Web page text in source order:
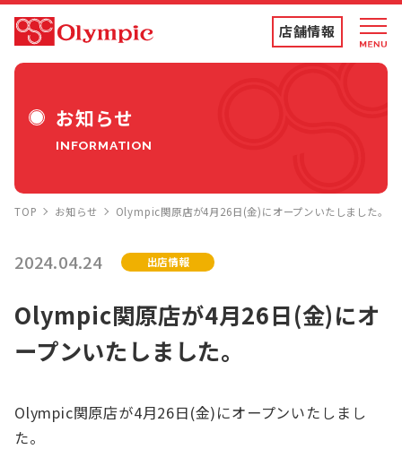
店舗情報
ディスカウントストア
コンテンツ
お知らせ
お知らせ
INFORMATION
TOP お知らせ Olympic関原店が4月26日(金)にオープンいたしました。
2024.04.24 出店情報
Olympic関原店が4月26日(金)にオ
ープンいたしました。
Olympic関原店が4月26日(金)にオープンいたしまし
た。